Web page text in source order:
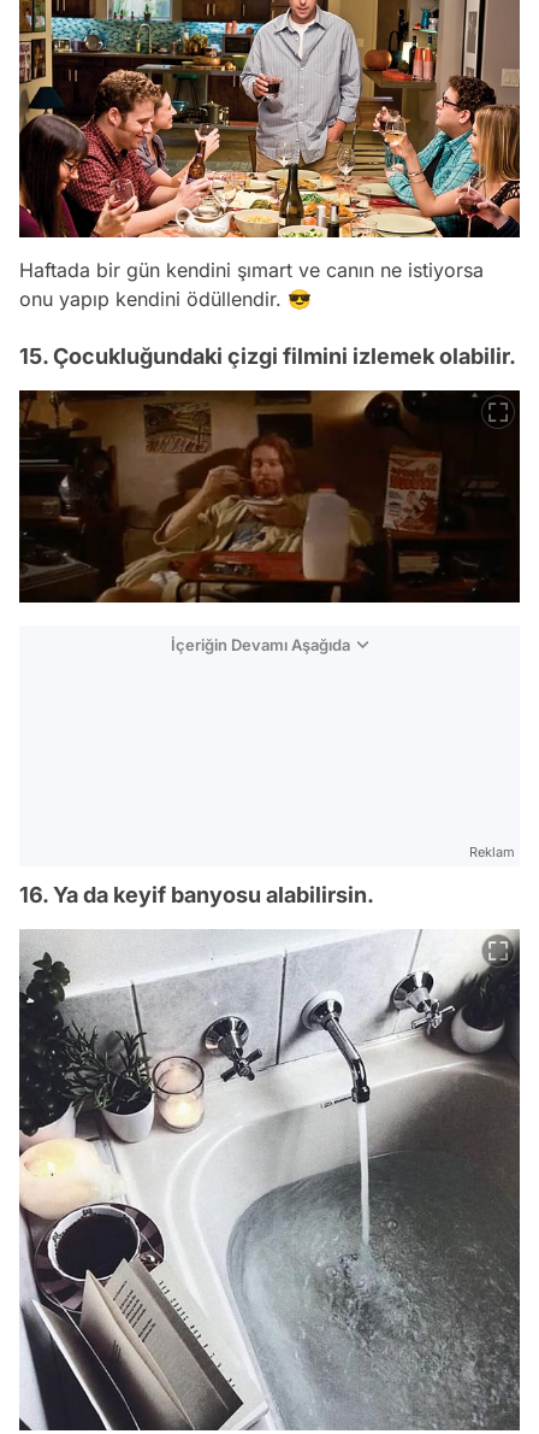
Haftada bir gün kendini şımart ve canın ne istiyorsa
onu yapıp kendini ödüllendir. 😎
15. Çocukluğundaki çizgi filmini izlemek olabilir.
İçeriğin Devamı Aşağıda
Reklam
16. Ya da keyif banyosu alabilirsin.